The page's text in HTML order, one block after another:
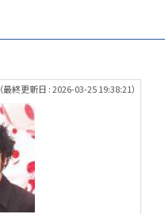
（最終更新日 : 2026-03-25 19:38:21）